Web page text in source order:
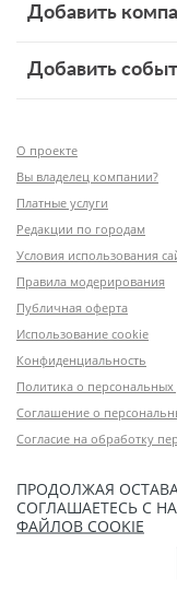
Добавить
Добавить
О проекте
Вы владелец компании?
Платные услуги
Редакции по городам
Условия использования
Правила модерирования
Публичная оферта
Использование cookie
Конфиденциальность
Политика о
Соглашение о
Согласие на обработку
ПРОДОЛЖАЯ
СОГЛАШАЕТЕСЬ С
ФАЙЛОВ COOKIE